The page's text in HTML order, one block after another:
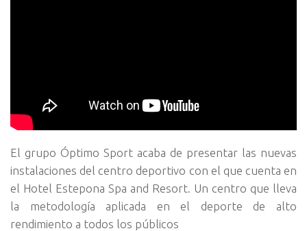
El grupo Óptimo Sport acaba de presentar las nuevas
instalaciones del centro deportivo con el que cuenta en
el Hotel Estepona Spa and Resort. Un centro que lleva
la metodología aplicada en el deporte de alto
rendimiento a todos los públicos